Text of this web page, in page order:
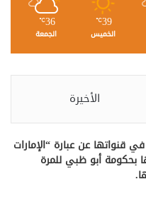
39
℃
الخميس
36
℃
الجمعة
الأخيرة
قنواتها عن عبارة “الإمارات
بحكومة أبو ظبي للمرة